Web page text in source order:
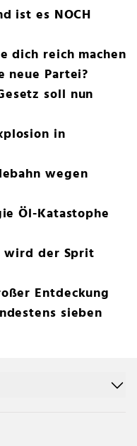
ist es NOCH
dich reich machen
neue Partei?
soll nun
in
wegen
Öl-Katastophe
wird der Sprit
Entdeckung
sieben